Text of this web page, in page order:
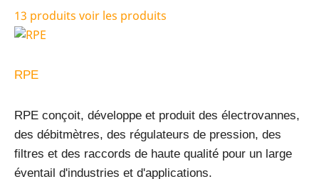
13 produits voir les produits
RPE
RPE conçoit, développe et produit des électrovannes,
des débitmètres, des régulateurs de pression, des
filtres et des raccords de haute qualité pour un large
éventail d'industries et d'applications.